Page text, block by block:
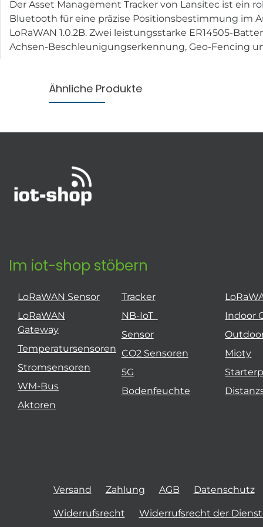
Der Asset Management Tracker von Lansitec ist ein
Bluetooth für eine präzise Positionsbestimmung im
LoRaWAN 1.0.2B. Zwei leistungsstarke ER14505-
Achsen-Beschleunigungserkennung, Geo-Fencing
Ähnliche Produkte
Im iot-shop stöbern
LoRaWAN Sensor
LoRaWAN
Gateway
Temperatursensoren
Stromsensoren
WM-Bus
Aktoren
Tracker
NB-IoT
Sensor
CO2 Sensoren
5G
Bodenfeuchte
Indoor
Mioty
Versand Zahlung AGB Datenschutz
Widerrufsrecht Widerrufsrecht der